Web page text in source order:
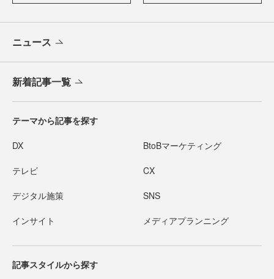
ニュース
新着記事一覧
テーマから記事を探す
DX BtoBマーケティング
テレビ CX
デジタル施策 SNS
インサイト メディアプランニング
記事スタイルから探す